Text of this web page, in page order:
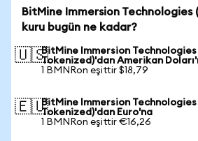
BitMine Immersion Technologies
kuru bugün ne kadar?
🇺🇸BitMine Immersion
Tokenized)'dan Amerikan
1 BMNRon eşittir $18,79
🇪🇺BitMine Immersion
Tokenized)'dan Euro'na
1 BMNRon eşittir €16,26